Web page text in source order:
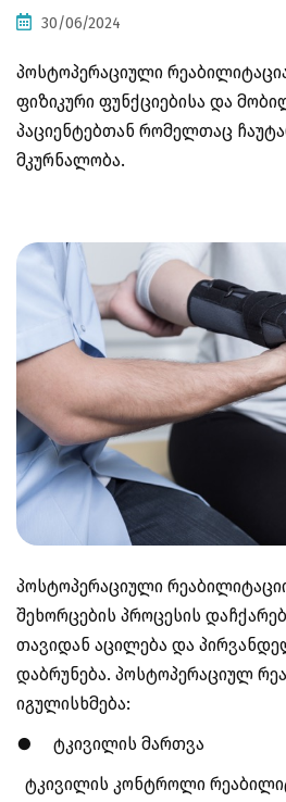
30/06/2024
პოსტოპერაციული
ფიზიკური ფუნქციებისა და
პაციენტებთან რომელთაც
მკურნალობა.
პოსტოპერაციული
შეხორცების პროცესის
თავიდან აცილება და
დაბრუნება. პოსტოპერაციულ
იგულისხმება:
● ტკივილის მართვა
ტკივილის კონტროლი